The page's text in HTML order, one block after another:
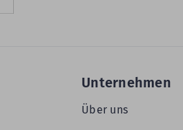
Unternehmen
Über uns